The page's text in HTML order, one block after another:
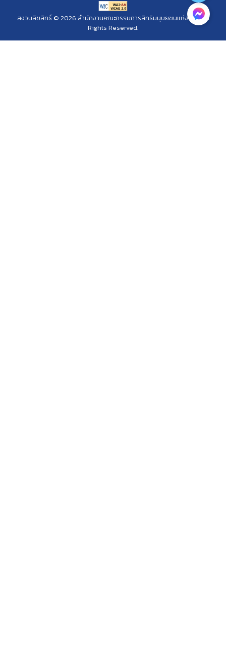
สงวนลิขสิทธิ์ © 2026 สำนักงานคณะกรรมการสิทธิมนุษยชนแห่งชาติ. All
Rights Reserved.